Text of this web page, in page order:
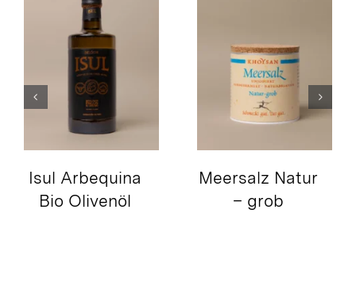
Isul Arbequina
Bio Olivenöl
Meersalz Natur
– grob